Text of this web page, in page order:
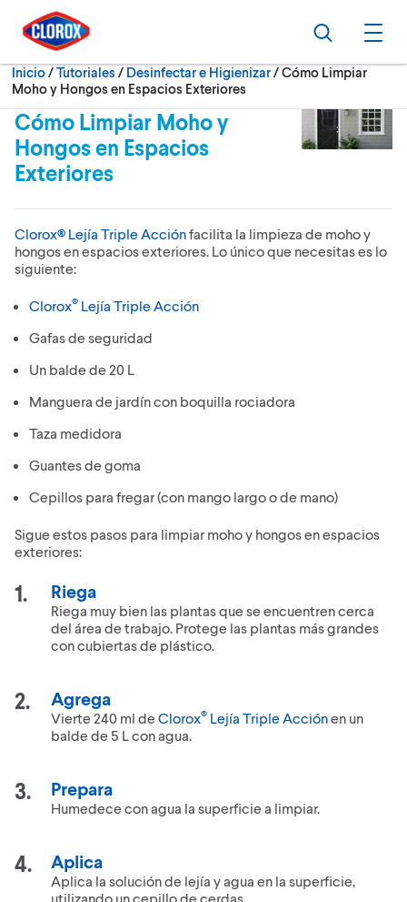
Ir al Menú principal
Ir a Contenido
Ir al Pie de página
Buscar
Inicio/Tutoriales Desinfectar e Higienizar Actualmente:
Cómo Limpiar
Moho y Hongos en Espacios Exteriores
Cómo Limpiar Moho y
Hongos en Espacios
Exteriores
Clorox® Lejía Triple Acciónfacilita la limpieza de moho y
hongos en espacios exteriores. Lo único que necesitas es lo
siguiente:
Clorox® Lejía Triple Acción
Gafas de seguridad
Un balde de 20 L
Manguera de jardín con boquilla rociadora
Taza medidora
Guantes de goma
Cepillos para fregar (con mango largo o de mano)
Sigue estos pasos para limpiar moho y hongos en espacios
exteriores:
Riega
Riega muy bien las plantas que se encuentren cerca
del área de trabajo. Protege las plantas más grandes
con cubiertas de plástico.
Agrega
Vierte 240 ml de Clorox® Lejía Triple Acciónen un
balde de 5 L con agua.
Prepara
Humedece con agua la superficie a limpiar.
Aplica
Aplica la solución de lejía y agua en la superficie,
utilizando un cepillo de cerdas.